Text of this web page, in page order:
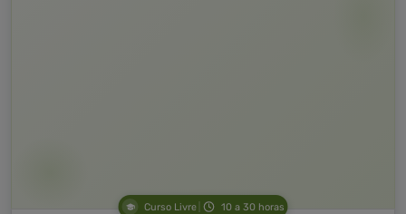
Curso Livre 10 a 30 horas